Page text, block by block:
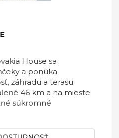
House sa
a ponúka
záhradu a terasu.
46 km a na mieste
súkromné